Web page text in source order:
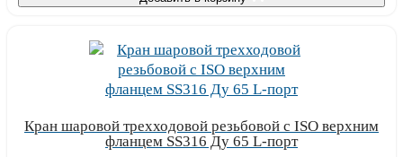
Кран шаровой трехходовой резьбовой с ISO верхним
фланцем SS316 Ду 65 L-порт